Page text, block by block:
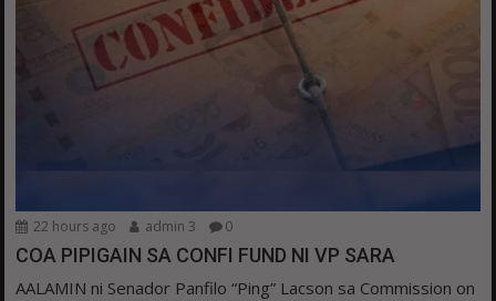
22 hours ago admin 3 0
COA PIPIGAIN SA CONFI FUND NI VP SARA
AALAMIN ni Senador Panfilo “Ping” Lacson sa Commission on